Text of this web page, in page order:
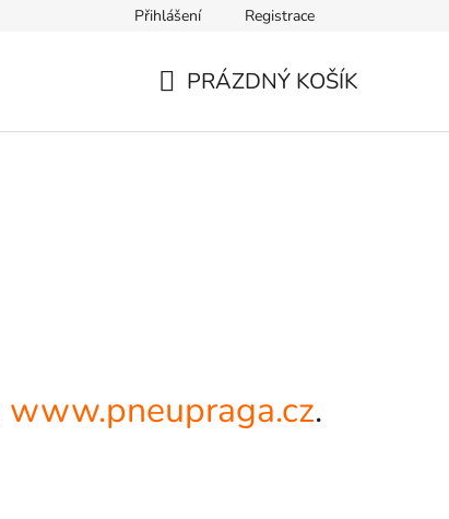
Přihlášení Registrace
PRÁZDNÝ KOŠÍK
www.pneupraga.cz.